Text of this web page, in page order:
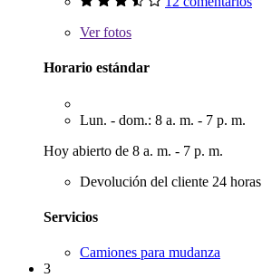
Verfotos
Horario estándar
Lun. - dom.: 8 a. m. - 7 p. m.
Hoy abierto de 8 a. m. - 7 p. m.
Devolución del cliente 24 horas
Servicios
Camiones para mudanza
3